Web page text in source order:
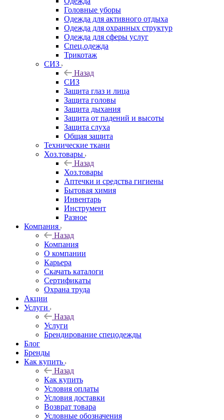
Головные уборы
Одежда для активного отдыха
Одежда для охранных структур
Одежда для сферы услуг
Спец.одежда
Трикотаж
СИЗ
Назад
СИЗ
Защита глаз и лица
Защита головы
Защита дыхания
Защита от падений и высоты
Защита слуха
Общая защита
Технические ткани
Хоз.товары
Назад
Хоз.товары
Аптечки и средства гигиены
Бытовая химия
Инвентарь
Инструмент
Разное
Компания
Назад
Компания
О компании
Карьера
Cкачать каталоги
Сертификаты
Охрана труда
Акции
Услуги
Назад
Услуги
Брендирование спецодежды
Блог
Бренды
Как купить
Назад
Как купить
Условия оплаты
Условия доставки
Возврат товара
Условные обозначения